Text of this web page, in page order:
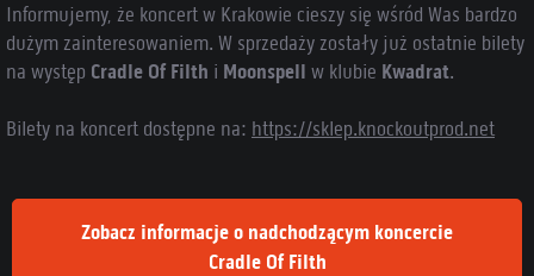
Informujemy, że koncert w Krakowie cieszy się wśród Was bardzo
dużym zainteresowaniem. W sprzedaży zostały już ostatnie bilety
na występ Cradle Of Filth i Moonspell w klubie Kwadrat.
Bilety na koncert dostępne na: https://sklep.knockoutprod.net
Zobacz informacje o nadchodzącym koncercie
Cradle Of Filth